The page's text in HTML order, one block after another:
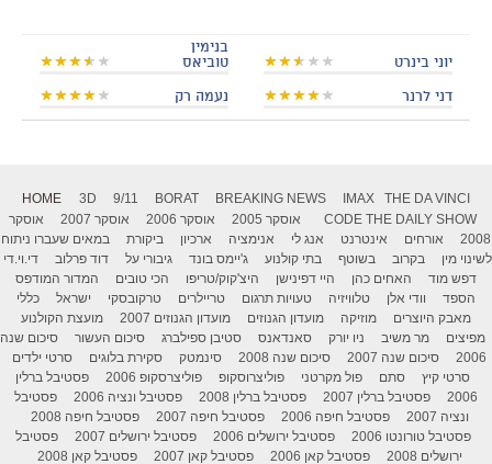
יוני בינרט
בנימין
טוביאס
דני לרנר נעמה רק
HOME 3D 9/11 BORAT BREAKING NEWS IMAX
THE DA VINCI
CODE THE DAILY SHOW אוסקר 2005 אוסקר 2006 אוסקר 2007
אוסקר
2008
אורחים אינטרנט אנג לי אנימציה ארכיון ביקורת
במאים שעברו ניתוח
לשינוי מין
בקרוב בשוטף בתי קולנוע ג'יימס בונד גיבורי על דוד פרלוב
די.וי.די
דפש מוד
האחים כהן היי דפינישן היצ'קוק/טריפו הכי טובים
המדור המודפס
הספד
וודי אלן טלוויזיה טעויות תרגום טריילרים טרקובסקי ישראל
כללי
מאבק היוצרים
מוזיקה מועדון הגנוזים מועדון הגנוזים 2007
מועצת הקולנוע
מפיצים
מר משיב ניו יורק סאנדאנס סטיבן ספילברג סיכום העשור
סיכום שנה
2006
סיכום שנה 2007 סיכום שנה 2008 סינמטק סקירת בלוגים
סרטי ילדים
סרטי קיץ
סתם פול מקרטני פוליצרוסקופ פוליצרסקופ 2006
פסטיבל ברלין
2006
פסטיבל ברלין 2007 פסטיבל ברלין 2008 פסטיבל ונציה 2006
פסטיבל
ונציה 2007
פסטיבל חיפה 2006 פסטיבל חיפה 2007
פסטיבל חיפה 2008
פסטיבל טורונטו 2006
פסטיבל ירושלים 2006 פסטיבל ירושלים 2007
פסטיבל
ירושלים 2008
פסטיבל קאן 2006 פסטיבל קאן 2007 פסטיבל קאן 2008